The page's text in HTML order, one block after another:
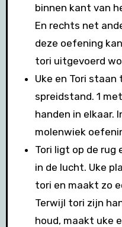
binnen kant van
En rechts net
deze oefening
tori uitgevoerd
Uke en Tori staan
spreidstand. 1
handen in elkaar.
molenwiek
Tori ligt op de
in de lucht. Uke
tori en maakt zo
Terwijl tori zijn
houd, maakt uke